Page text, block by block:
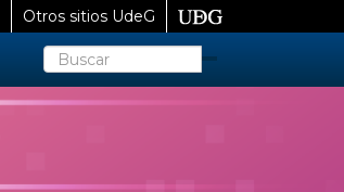
Otros sitios UdeG
Buscar